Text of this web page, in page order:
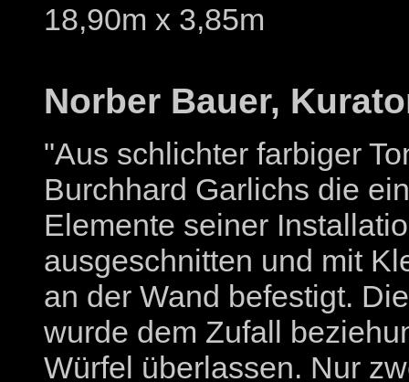
18,90m x 3,85m
Norber Bauer,
"Aus schlichter farbiger
Burchhard Garlichs die
Elemente seiner
ausgeschnitten und mit
an der Wand befestigt.
wurde dem Zufall
Würfel überlassen. Nur